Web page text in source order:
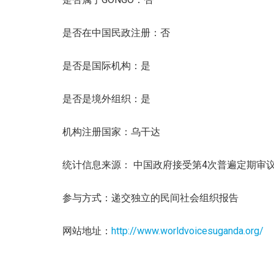
是否在中国民政注册：否
是否是国际机构：是
是否是境外组织：是
机构注册国家：乌干达
统计信息来源： 中国政府接受第4次普遍定期审
参与方式：递交独立的民间社会组织报告
网站地址： http://www.worldvoicesuganda.org/